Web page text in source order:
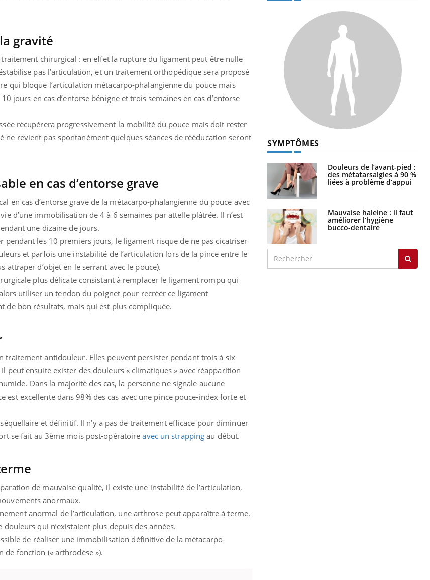
gravité
chirurgical : en effet la rupture du ligament peut être nulle
pas l’articulation, et un traitement orthopédique sera proposé
qui bloque l’articulation métacarpo-phalangienne du pouce mais
jours en cas d’entorse bénigne et trois semaines en cas d’entorse
récupérera progressivement la mobilité du pouce mais doit rester
revient pas spontanément quelques séances de rééducation seront
en cas d’entorse grave
en cas d’entorse grave de la métacarpo-phalangienne du pouce avec
d’une immobilisation de 4 à 6 semaines par attelle plâtrée. Il n’est
une dizaine de jours.
pendant les 10 premiers jours, le ligament risque de ne pas cicatriser
et parfois une instabilité de l’articulation lors de la pince entre le
attraper d’objet en le serrant avec le pouce).
plus délicate consistant à remplacer le ligament rompu qui
utiliser un tendon du poignet pour recréer ce ligament
de bon résultats, mais qui est plus compliquée.
traitement antidouleur. Elles peuvent persister pendant trois à six
peut ensuite exister des douleurs « climatiques » avec réapparition
Dans la majorité des cas, la personne ne signale aucune
est excellente dans 98% des cas avec une pince pouce-index forte et
et définitif. Il n’y a pas de traitement efficace pour diminuer
se fait au 3ème mois post-opératoireavec un strapping au début.
de mauvaise qualité, il existe une instabilité de l’articulation,
anormaux.
anormal de l’articulation, une arthrose peut apparaître à terme.
qui n’existaient plus depuis des années.
de réaliser une immobilisation définitive de la métacarpo-
de fonction (« arthrodèse »).
SYMPTÔMES
Douleurs de l’avant-pied :
des métatarsalgies à 90 %
liées à problème d’appui
Mauvaise haleine : il faut
améliorer l’hygiène
bucco-dentaire